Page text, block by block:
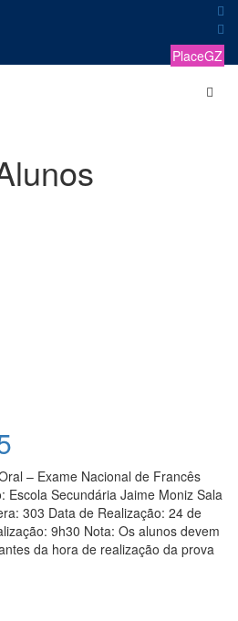
PlaceGZ
– Exame Nacional de Francês
Escola Secundária Jaime Moniz Sala
303 Data de Realização: 24 de
9h30 Nota: Os alunos devem
da hora de realização da prova